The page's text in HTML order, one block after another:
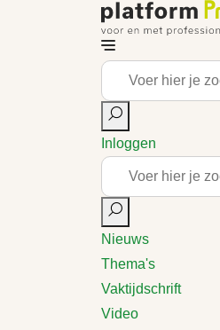
Inloggen
Nieuws
Thema's
Vaktijdschrift
Video